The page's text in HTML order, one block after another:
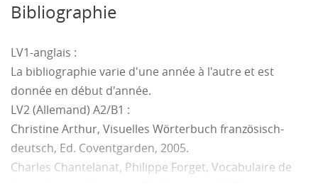
- Communiquer en espagnol à l'écrit et à l'oral dans des
- Evoluer dans un environnement culturel
hispanophone
- Utiliser rationnellement la documentation orale et
écrite espagnol
- présenter une entreprise à l'oral
en Culture et Communication :
Bibliographie
LV1-anglais :
La bibliographie varie d'une année à l'autre et est
donnée en début d'année.
LV2 (Allemand) A2/B1 :
Christine Arthur, Visuelles Wörterbuch französisch-
deutsch, Ed. Coventgarden, 2005.
Charles Chantelanat, Philippe Forget, Vocabulaire de